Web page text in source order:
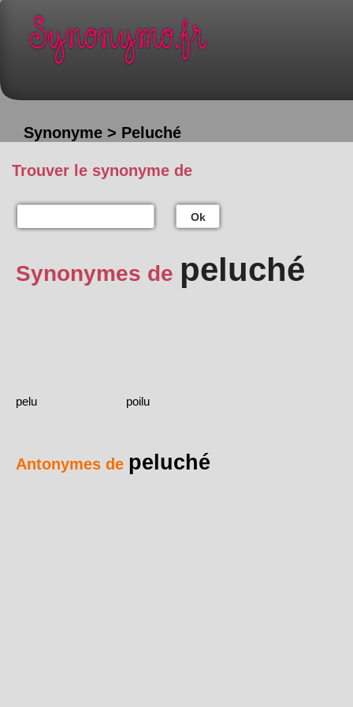
Synonyme > Peluché
Trouver le synonyme de
Ok
Synonymes de peluché
pelu poilu
Antonymes de peluché